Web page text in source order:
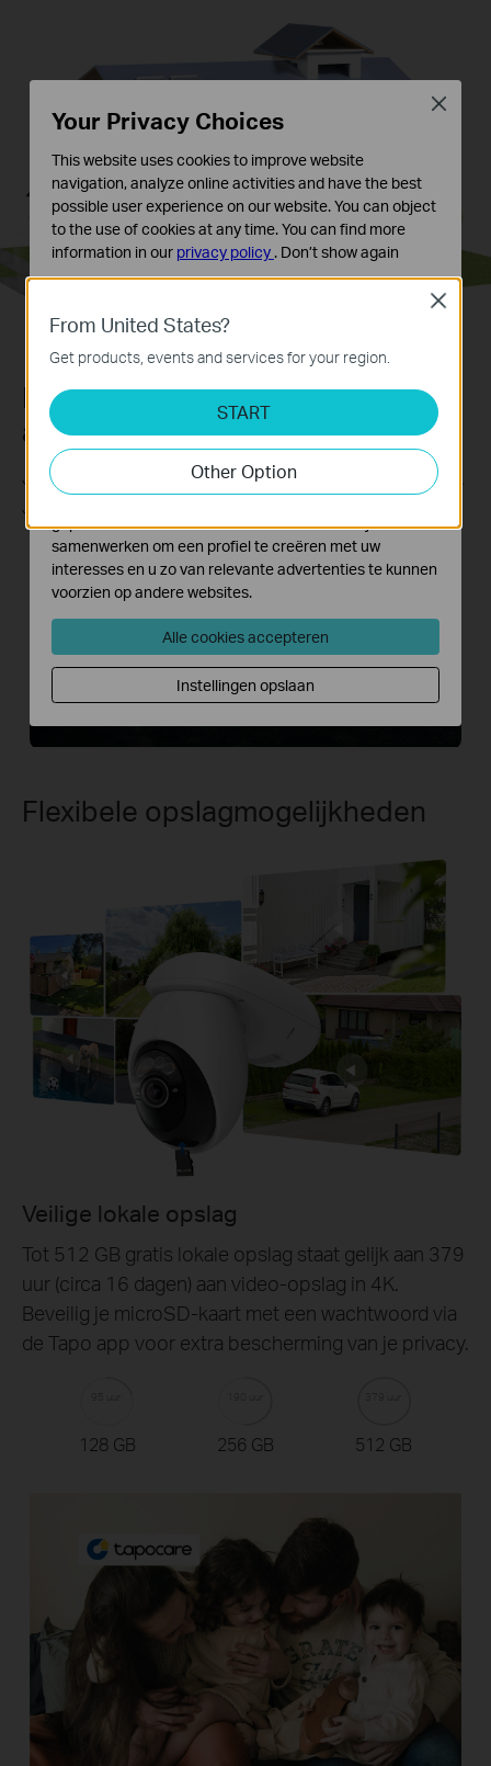
Krachtige bescherming met een
akoestisch en visueel alarm
Jaag indringers weg met een geluids- en lichtalarm.
Je kunt het alarm naar wens aanpassen.
Flexibele opslagmogelijkheden
Veilige lokale opslag
Tot 512 GB gratis lokale opslag staat gelijk aan 379
uur (circa 16 dagen) aan video-opslag in 4K.
Beveilig je microSD-kaart met een wachtwoord via
de Tapo app voor extra bescherming van je privacy.
128 GB 256 GB 512 GB
From United States?
Get products, events and services for your region.
START
Other Option
Close
Your Privacy Choices
This website uses cookies to improve website
navigation, analyze online activities and have the best
possible user experience on our website. You can object
to the use of cookies at any time. You can find more
information in our privacy policy . Don’t show again
Deze cookies zijn noodzakelijk voor de werking van de
website en kunnen niet worden uitgeschakeld.
Cookies voor analyse geven ons de mogelijkheid uw
activiteiten op onze website te volgen en zo de
functionaliteit van de website aan te passen en te
verbeteren.
Marketing cookies kunnen op onze website worden
geplaatst door externe adverteerders waar wij mee
samenwerken om een profiel te creëren met uw
interesses en u zo van relevante advertenties te kunnen
voorzien op andere websites.
Alle cookies accepteren
Instellingen opslaan
Close